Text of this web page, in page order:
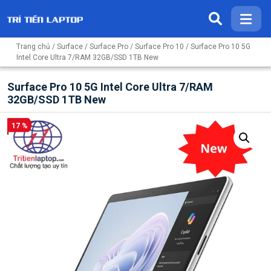
Trang chủ / Surface / Surface Pro / Surface Pro 10 / Surface Pro 10 5G
Intel Core Ultra 7/RAM 32GB/SSD 1TB New
Surface Pro 10 5G Intel Core Ultra 7/RAM
32GB/SSD 1TB New
17 %